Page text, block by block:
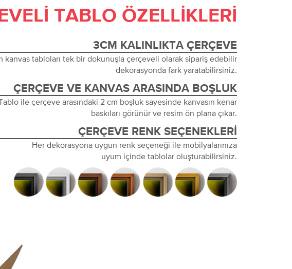
TABLO ÖZELLIKLERI
3CM KALINLIKTA ÇERÇEVE
kanvas tabloları tek bir dokunuşla çerçeveli olarak sipariş edebilir
dekorasyonda fark yaratabilirsiniz.
ÇERÇEVE VE KANVAS ARASINDA BOŞLUK
ile çerçeve arasındaki 2 cm boşluk sayesinde kanvasın kenar
baskıları görünür ve resim ön plana çıkar.
ÇERÇEVE RENK SEÇENEKLERI
Her dekorasyona uygun renk seçeneği ile mobilyalarınıza
uyum içinde tablolar oluşturabilirsiniz.